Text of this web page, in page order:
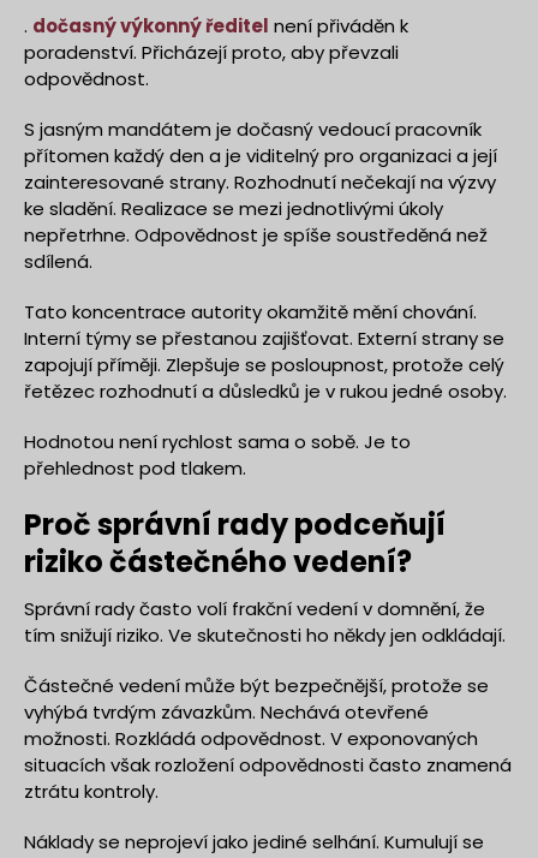
. dočasný výkonný ředitel není přiváděn k
poradenství. Přicházejí proto, aby převzali
odpovědnost.
S jasným mandátem je dočasný vedoucí pracovník
přítomen každý den a je viditelný pro organizaci a její
zainteresované strany. Rozhodnutí nečekají na výzvy
ke sladění. Realizace se mezi jednotlivými úkoly
nepřetrhne. Odpovědnost je spíše soustředěná než
sdílená.
Tato koncentrace autority okamžitě mění chování.
Interní týmy se přestanou zajišťovat. Externí strany se
zapojují příměji. Zlepšuje se posloupnost, protože celý
řetězec rozhodnutí a důsledků je v rukou jedné osoby.
Hodnotou není rychlost sama o sobě. Je to
přehlednost pod tlakem.
Proč správní rady podceňují
riziko částečného vedení?
Správní rady často volí frakční vedení v domnění, že
tím snižují riziko. Ve skutečnosti ho někdy jen odkládají.
Částečné vedení může být bezpečnější, protože se
vyhýbá tvrdým závazkům. Nechává otevřené
možnosti. Rozkládá odpovědnost. V exponovaných
situacích však rozložení odpovědnosti často znamená
ztrátu kontroly.
Náklady se neprojeví jako jediné selhání. Kumulují se